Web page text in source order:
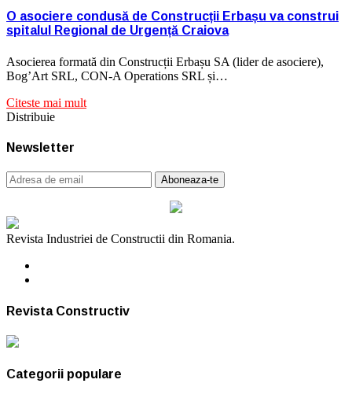
O asociere condusă de Construcții Erbașu va construi
spitalul Regional de Urgență Craiova
Asocierea formată din Construcții Erbașu SA (lider de asociere),
Bog’Art SRL, CON-A Operations SRL și…
Citeste mai mult
Distribuie
Newsletter
Revista Industriei de Constructii din Romania.
Revista Constructiv
Categorii populare